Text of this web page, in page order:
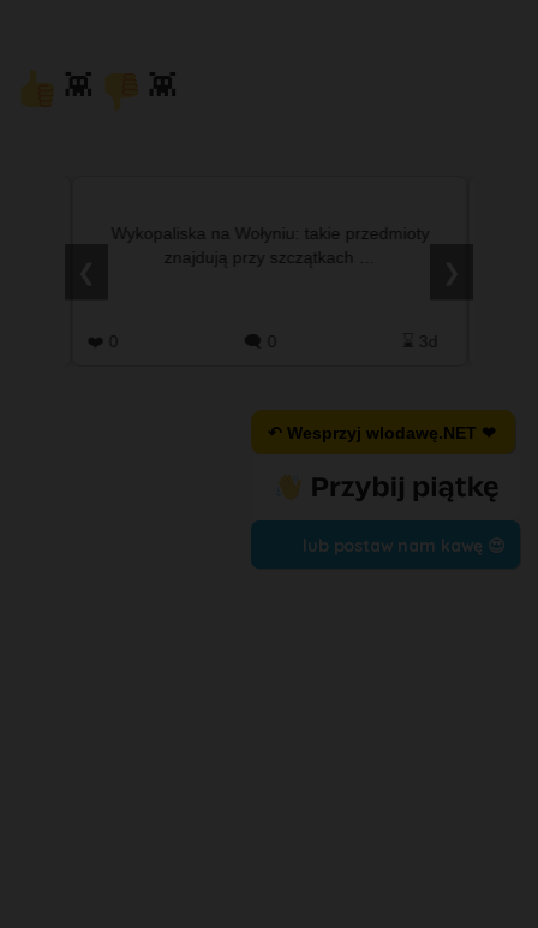
👾 👾
Wykopaliska na Wołyniu: takie przedmioty
znajdują przy szczątkach …
🗨️ 0 ⌛ 3d
↶ Wesprzyj wlodawę.NET ❤
lub postaw nam kawę 😍